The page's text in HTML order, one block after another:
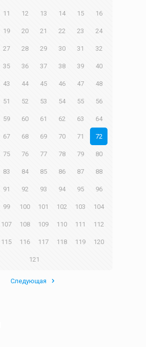
11 12 13 14 15 16
19 20 21 22 23 24
27 28 29 30 31 32
35 36 37 38 39 40
43 44 45 46 47 48
51 52 53 54 55 56
59 60 61 62 63 64
67 68 69 70 71 72
75 76 77 78 79 80
83 84 85 86 87 88
91 92 93 94 95 96
99 100 101 102 103 104
107 108 109 110 111 112
115 116 117 118 119 120
121
Следующая